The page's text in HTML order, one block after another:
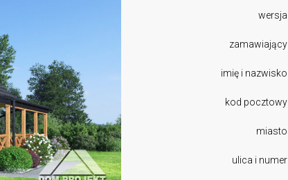
wersja
zamawiający
imię i nazwisko
kod pocztowy
miasto
ulica i numer